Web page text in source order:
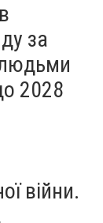
за
2028
війни.